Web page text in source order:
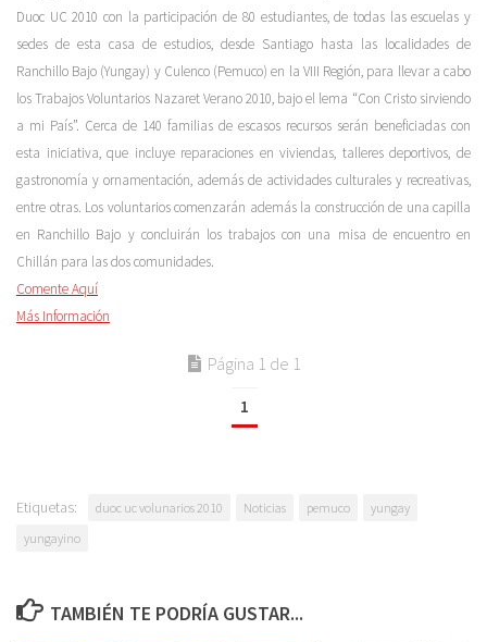
Duoc UC 2010 con la participación de 80 estudiantes, de todas las escuelas y
sedes de esta casa de estudios, desde Santiago hasta las localidades de
Ranchillo Bajo (Yungay) y Culenco (Pemuco) en la VIII Región, para llevar a cabo
los Trabajos Voluntarios Nazaret Verano 2010, bajo el lema “Con Cristo sirviendo
a mi País”. Cerca de 140 familias de escasos recursos serán beneficiadas con
esta iniciativa, que incluye reparaciones en viviendas, talleres deportivos, de
gastronomía y ornamentación, además de actividades culturales y recreativas,
entre otras. Los voluntarios comenzarán además la construcción de una capilla
en Ranchillo Bajo y concluirán los trabajos con una misa de encuentro en
Chillán para las dos comunidades.
Comente Aquí
Más Información
Página 1 de 1
1
Etiquetas: duoc uc volunarios 2010 Noticias pemuco
yungay
yungayino
TAMBIÉN TE PODRÍA GUSTAR...